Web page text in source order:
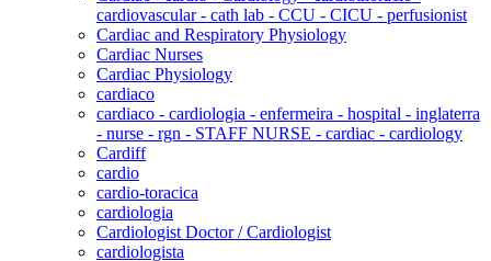
cardiovascular - cath lab - CCU - CICU - perfusionist
Cardiac and Respiratory Physiology
Cardiac Nurses
Cardiac Physiology
cardiaco
cardiaco - cardiologia - enfermeira - hospital - inglaterra
- nurse - rgn - STAFF NURSE - cardiac - cardiology
Cardiff
cardio
cardio-toracica
cardiologia
Cardiologist Doctor / Cardiologist
cardiologista